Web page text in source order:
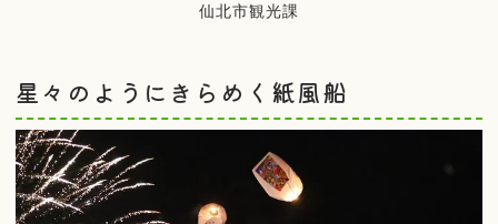
仙北市観光課
星々のようにきらめく紙風船